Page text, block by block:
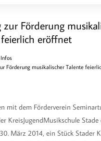
Förderung
eröffnet
sich hier:
Förderung musikalischer Talente
mit dem Förderverein
KreisJugendMusikschule Stade
März 2014, ein Stück Stader